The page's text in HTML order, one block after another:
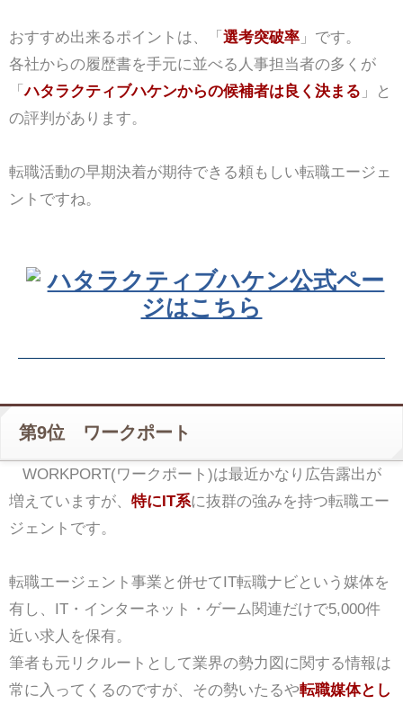
おすすめ出来るポイントは、「 選考突破率」です。
各社からの履歴書を手元に並べる人事担当者の多くが
「ハタラクティブハケンからの候補者は良く決まる 」と
の評判があります。
転職活動の早期決着が期待できる頼もしい転職エージェ
ントですね。
ハタラクティブハケン公式ペー
ジはこちら
第9位 ワークポート
WORKPORT(ワークポート)は最近かなり広告露出が
増えていますが、 特にIT系に抜群の強みを持つ転職エー
ジェントです。
転職エージェント事業と併せてIT転職ナビという媒体を
有し、IT・インターネット・ゲーム関連だけで5,000件
近い求人を保有。
筆者も元リクルートとして業界の勢力図に関する情報は
常に入ってくるのですが、その勢いたるや転職媒体とし